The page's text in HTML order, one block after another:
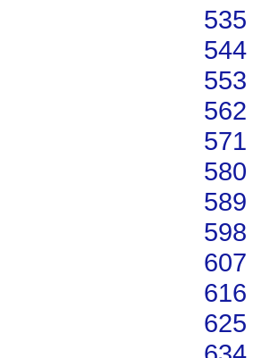
535
544
553
562
571
580
589
598
607
616
625